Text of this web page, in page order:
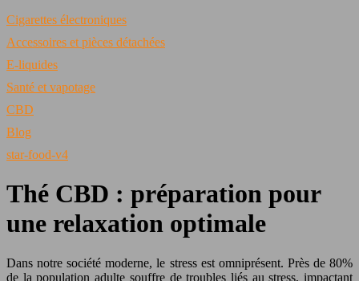
Cigarettes électroniques
Accessoires et pièces détachées
E-liquides
Santé et vapotage
CBD
Blog
star-food-v4
Thé CBD : préparation pour
une relaxation optimale
Dans notre société moderne, le stress est omniprésent. Près de 80%
de la population adulte souffre de troubles liés au stress, impactant